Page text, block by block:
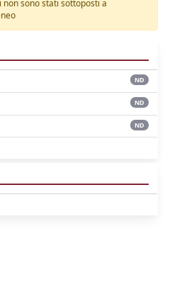
sono stati sottoposti a
ND
ND
ND